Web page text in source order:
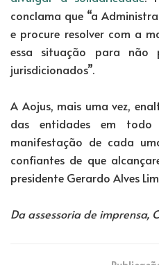
conclama que “a
e procure resolver com a
essa situação para não
jurisdicionados”.
A Aojus, mais uma vez,
das entidades em
manifestação de cada
confiantes de que
presidente Gerardo Alves
Da assessoria de imprensa,